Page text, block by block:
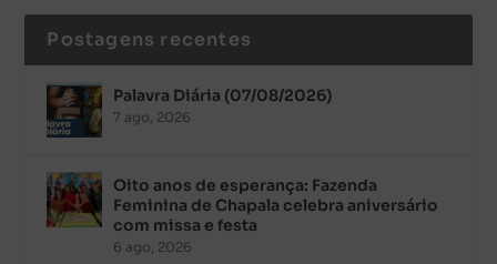
Postagens recentes
Palavra Diária (07/08/2026)
7 ago, 2026
Oito anos de esperança: Fazenda
Feminina de Chapala celebra aniversário
com missa e festa
6 ago, 2026